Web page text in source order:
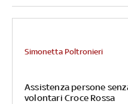
Assistenza persone
volontari Croce Rossa
Simonetta Poltronieri